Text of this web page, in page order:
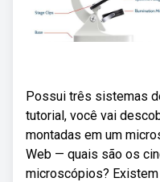
Possui três sistemas
tutorial, você vai
montadas em um
Web — quais são os
microscópios?